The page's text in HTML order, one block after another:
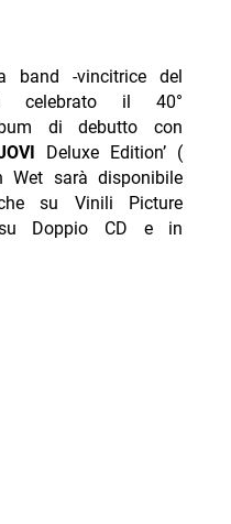
band -vincitrice del
celebrato il 40°
di debutto con
Deluxe Edition’ (
sarà disponibile
su Vinili Picture
Doppio CD e in